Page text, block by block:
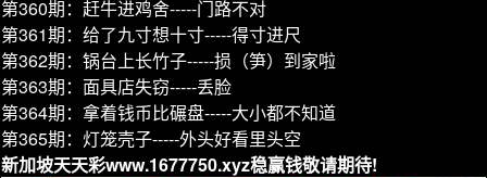
第360期：赶牛进鸡舍-----门路不对
第361期：给了九寸想十寸-----得寸进尺
第362期：锅台上长竹子-----损（笋）到家啦
第363期：面具店失窃-----丢脸
第364期：拿着钱币比碾盘-----大小都不知道
第365期：灯笼壳子-----外头好看里头空
新加坡天天彩www.1677750.xyz稳赢钱敬请期待!